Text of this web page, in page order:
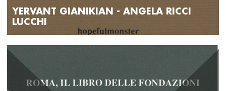
YERVANT GIANIKIAN - ANGELA RICCI
LUCCHI